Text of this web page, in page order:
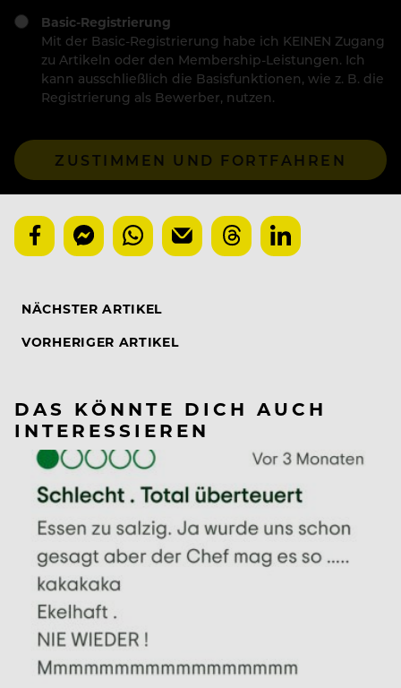
Basic-Registrierung
Mit der Basic-Registrierung habe ich KEINEN Zugang
zu Artikeln oder den Membership-Leistungen. Ich
kann ausschließlich die Basisfunktionen, wie z. B. die
Registrierung als Bewerber, nutzen.
ZUSTIMMEN UND FORTFAHREN
NÄCHSTER ARTIKEL
VORHERIGER ARTIKEL
DAS KÖNNTE DICH AUCH
INTERESSIEREN